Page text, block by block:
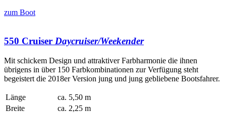
zum Boot
550 Cruiser Daycruiser/Weekender
Mit schickem Design und attraktiver Farbharmonie die ihnen
übrigens in über 150 Farbkombinationen zur Verfügung steht
begeistert die 2018er Version jung und jung gebliebene Bootsfahrer.
Länge
ca. 5,50 m
Breite
ca. 2,25 m